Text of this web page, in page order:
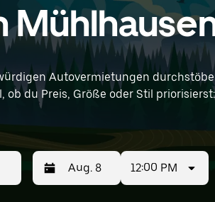
Autovermietungen
du Preis, Größe oder Stil
12:00 PM